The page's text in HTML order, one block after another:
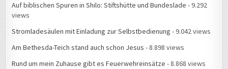
Auf biblischen Spuren in Shilo: Stiftshütte und Bundeslade - 9.292
views
Stromladesäulen mit Einladung zur Selbstbedienung - 9.042 views
Am Bethesda-Teich stand auch schon Jesus - 8.898 views
Rund um mein Zuhause gibt es Feuerwehreinsätze - 8.868 views